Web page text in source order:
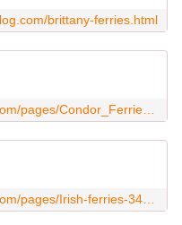
brittany-ferries.html